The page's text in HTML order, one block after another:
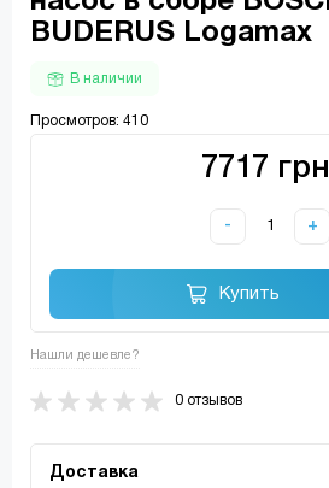
BUDERUS Logamax
В наличии
Просмотров: 410
7717
- +
Купить
Нашли дешевле?
0 отзывов
Доставка